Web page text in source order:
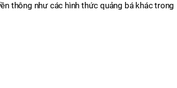
thông như các hình thức quảng bá khác trong